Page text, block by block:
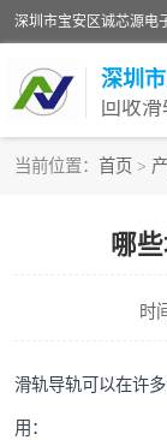
深圳
当前位置： 首页 >
哪
时
滑轨导轨可以在许
用：